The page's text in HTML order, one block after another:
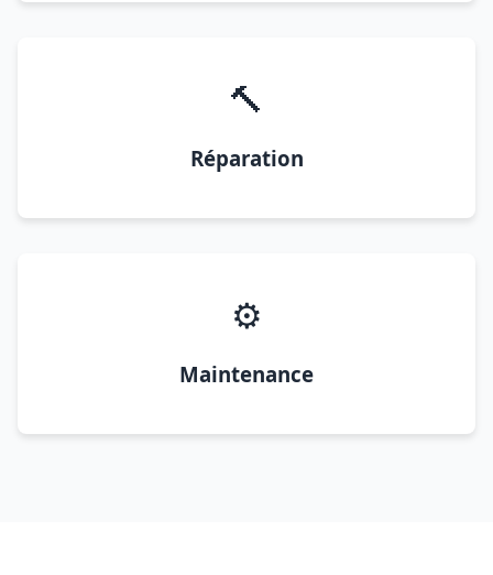
🔨
Réparation
⚙️
Maintenance